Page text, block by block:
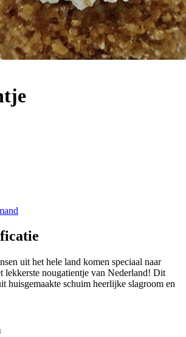
uit het hele land komen speciaal naar
lekkerste nougatientje van Nederland! Dit
huisgemaakte schuim heerlijke slagroom en